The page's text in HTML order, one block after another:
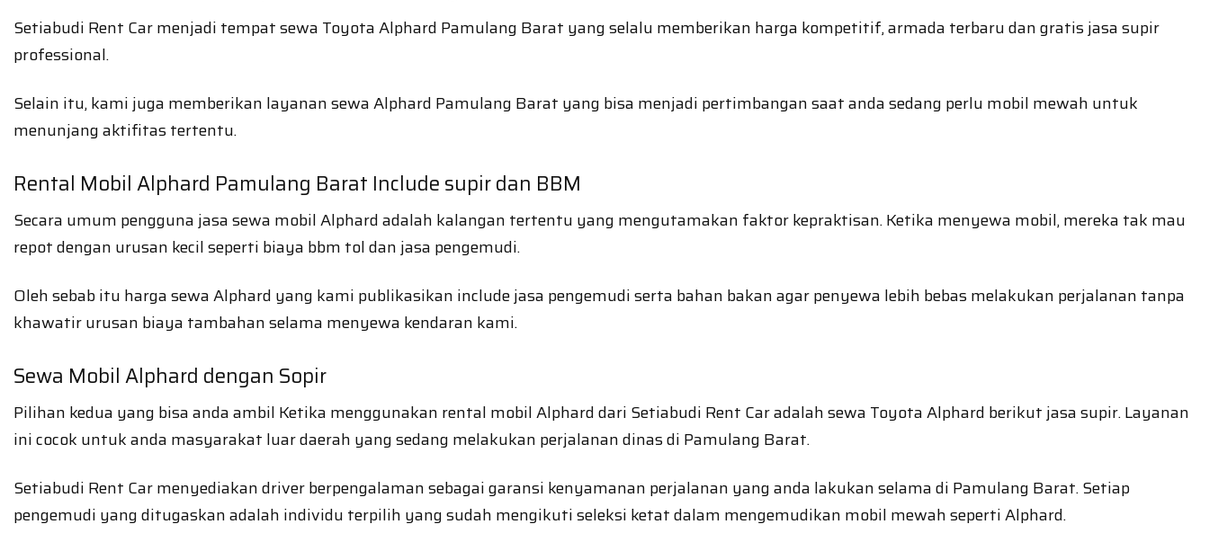
Setiabudi Rent Car menjadi tempat sewa Toyota Alphard Pamulang Barat yang selalu memberikan harga kompetitif, armada terbaru dan gratis jasa supir
professional.
Selain itu, kami juga memberikan layanan sewa Alphard Pamulang Barat yang bisa menjadi pertimbangan saat anda sedang perlu mobil mewah untuk
menunjang aktifitas tertentu.
Rental Mobil Alphard Pamulang Barat Include supir dan BBM
Secara umum pengguna jasa sewa mobil Alphard adalah kalangan tertentu yang mengutamakan faktor kepraktisan. Ketika menyewa mobil, mereka tak mau
repot dengan urusan kecil seperti biaya bbm tol dan jasa pengemudi.
Oleh sebab itu harga sewa Alphard yang kami publikasikan include jasa pengemudi serta bahan bakan agar penyewa lebih bebas melakukan perjalanan tanpa
khawatir urusan biaya tambahan selama menyewa kendaran kami.
Sewa Mobil Alphard dengan Sopir
Pilihan kedua yang bisa anda ambil Ketika menggunakan rental mobil Alphard dari Setiabudi Rent Car adalah sewa Toyota Alphard berikut jasa supir. Layanan
ini cocok untuk anda masyarakat luar daerah yang sedang melakukan perjalanan dinas di Pamulang Barat.
Setiabudi Rent Car menyediakan driver berpengalaman sebagai garansi kenyamanan perjalanan yang anda lakukan selama di Pamulang Barat. Setiap
pengemudi yang ditugaskan adalah individu terpilih yang sudah mengikuti seleksi ketat dalam mengemudikan mobil mewah seperti Alphard.